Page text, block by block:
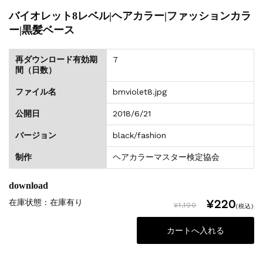
バイオレット8レベル|ヘアカラー|ファッションカラ
ー|黒髪ベース
再ダウンロード有効期
間（日数）
7
ファイル名 bmviolet8.jpg
公開日 2018/6/21
バージョン black/fashion
制作 ヘアカラーマスター検定協会
download
在庫状態 : 在庫有り ¥1,100 ¥220(税込)